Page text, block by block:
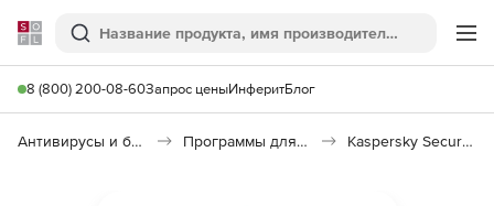
Softline
Поиск
8 (800) 200-08-60Запрос ценыИнферитБлог
Антивирусы и безопасность Программы для защиты информации Kaspersky Security для виртуальных и облачных сред